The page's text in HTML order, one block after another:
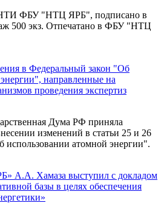
ФБУ "НТЦ ЯРБ", подписано в
500 экз. Отпечатано в ФБУ "НТЦ
в Федеральный закон "Об
направленные на
проведения экспертиз
Дума РФ приняла
изменений в статьи 25 и 26
использовании атомной энергии".
А.А. Хамаза выступил с докладом
базы в целях обеспечения